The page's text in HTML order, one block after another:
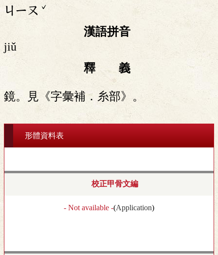
ㄐㄧㄡ ˇ
漢語拼音
jiǔ
釋 義
鏡。見《字彙補．糸部》。
形體資料表
校正甲骨文編
- Not available -(Application)